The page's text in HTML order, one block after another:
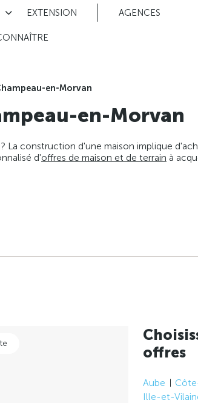
EXTENSION AGENCES
en-Morvan
en-Morvan
La construction d'une maison implique
d'offres de maison et de terrain à
offres
Aube
Ille-et-